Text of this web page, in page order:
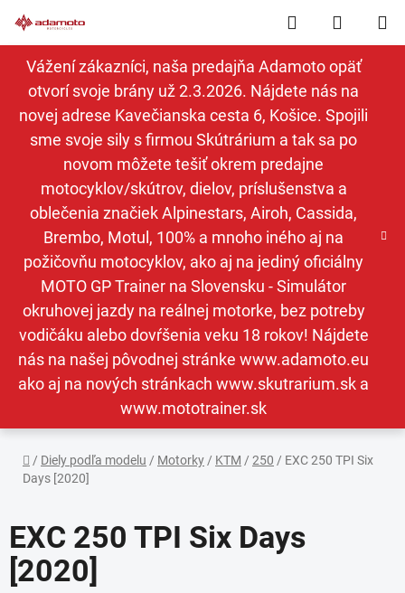
na
obsah
Vážení zákazníci, naša predajňa Adamoto opäť
otvorí svoje brány už 2.3.2026. Nájdete nás na
novej adrese Kavečianska cesta 6, Košice. Spojili
sme svoje sily s firmou Skútrárium a tak sa po
novom môžete tešiť okrem predajne
motocyklov/skútrov, dielov, príslušenstva a
oblečenia značiek Alpinestars, Airoh, Cassida,
Brembo, Motul, 100% a mnoho iného aj na
požičovňu motocyklov, ako aj na jediný oficiálny
MOTO GP Trainer na Slovensku - Simulátor
okruhovej jazdy na reálnej motorke, bez potreby
vodičáku alebo dovŕšenia veku 18 rokov! Nájdete
nás na našej pôvodnej stránke www.adamoto.eu
ako aj na nových stránkach www.skutrarium.sk a
www.mototrainer.sk
Hľadať
KOŠÍK
Domov
/ Diely podľa modelu / Motorky / KTM / 250 / EXC 250 TPI Six
Days [2020]
EXC 250 TPI Six Days
[2020]